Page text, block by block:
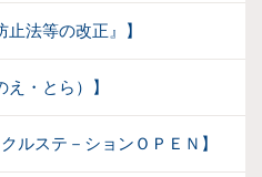
法等の改正』】
・とら）】
ルステ－ションＯＰＥＮ】